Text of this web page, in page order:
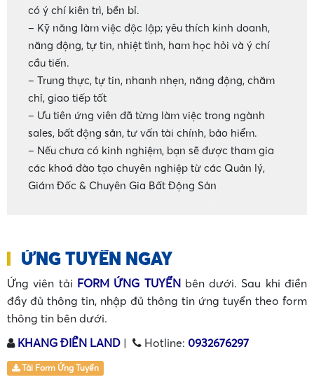
có ý chí kiên trì, bền bỉ.
– Kỹ năng làm việc độc lập; yêu thích kinh doanh,
năng động, tự tin, nhiệt tình, ham học hỏi và ý chí
cầu tiến.
– Trung thực, tự tin, nhanh nhẹn, năng động, chăm
chỉ, giao tiếp tốt
– Ưu tiên ứng viên đã từng làm việc trong ngành
sales, bất động sản, tư vấn tài chính, bảo hiểm.
– Nếu chưa có kinh nghiệm, bạn sẽ được tham gia
các khoá đào tạo chuyên nghiệp từ các Quản lý,
Giám Đốc & Chuyên Gia Bất Động Sản
ỨNG TUYỂN NGAY
Ứng viên tải FORM ỨNG TUYỂNbên dưới. Sau khi điền
đầy đủ thông tin, nhập đủ thông tin ứng tuyển theo form
thông tin bên dưới.
KHANG ĐIỀN LAND | Hotline: 0932676297
Tải Form Ứng Tuyển